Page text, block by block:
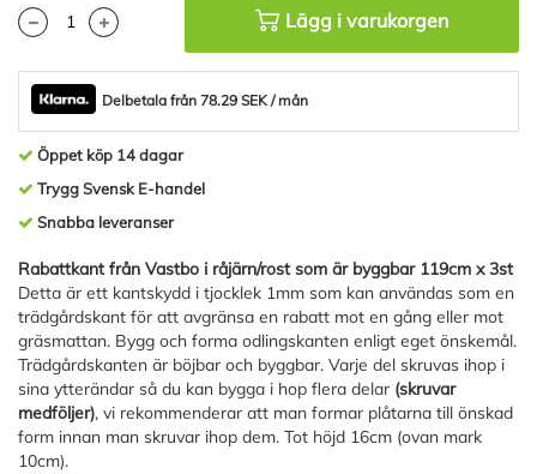
Lägg i varukorgen
Delbetala från 78.29 SEK / mån
Öppet köp 14 dagar
Trygg Svensk E-handel
Snabba leveranser
Rabattkant från Vastbo i råjärn/rost som är byggbar 119cm x 3st
Detta är ett kantskydd i tjocklek 1mm som kan användas som en
trädgårdskant för att avgränsa en rabatt mot en gång eller mot
gräsmattan. Bygg och forma odlingskanten enligt eget önskemål.
Trädgårdskanten är böjbar och byggbar. Varje del skruvas ihop i
sina ytterändar så du kan bygga i hop flera delar (skruvar
medföljer), vi rekommenderar att man formar plåtarna till önskad
form innan man skruvar ihop dem. Tot höjd 16cm (ovan mark
10cm).